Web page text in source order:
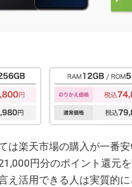
は楽天市場の購入が一番
円分のポイント還元
え活用できる人は実質的に